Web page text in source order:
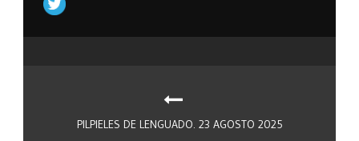
PILPIELES DE LENGUADO. 23 AGOSTO 2025